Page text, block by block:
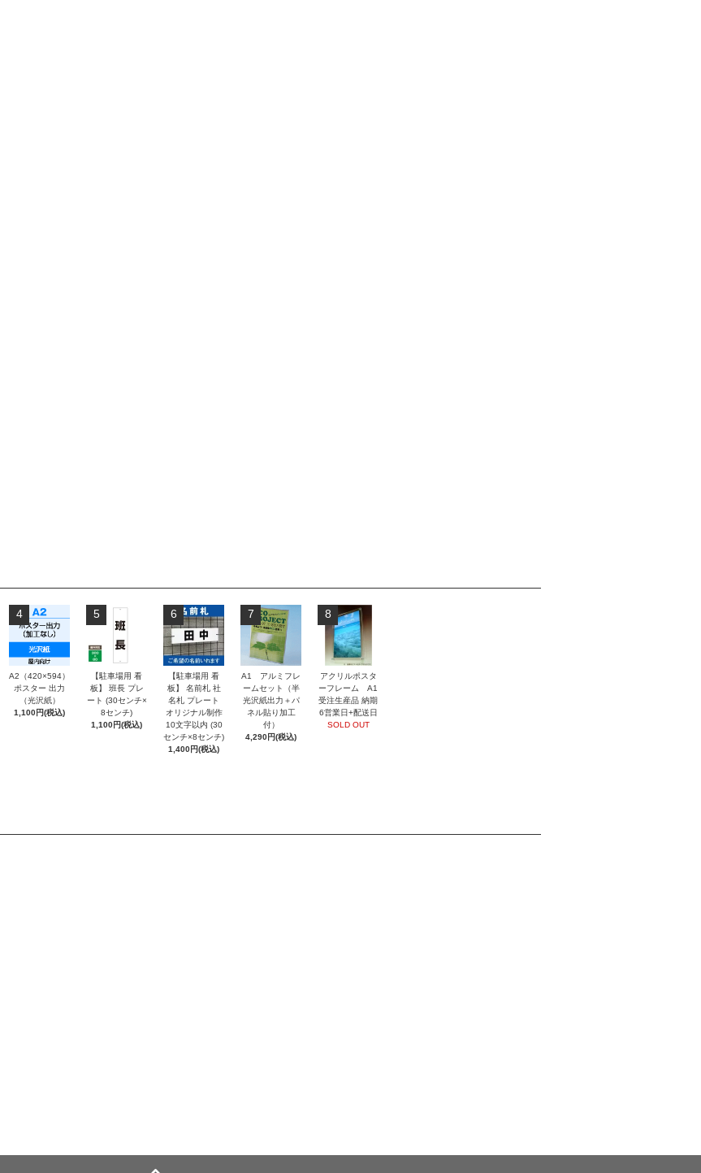
4
A2（420×594）
ポスター 出力
（光沢紙）
1,100円(税込)
5
【駐車場用 看
板】 班長 プレ
ート (30センチ×
8センチ)
1,100円(税込)
6
【駐車場用 看
板】 名前札 社
名札 プレート
オリジナル制作
10文字以内 (30
センチ×8センチ)
1,400円(税込)
7
A1 アルミフレ
ームセット（半
光沢紙出力＋パ
ネル貼り加工
付）
4,290円(税込)
8
アクリルポスタ
ーフレーム A1
受注生産品 納期
6営業日+配送日
SOLD OUT